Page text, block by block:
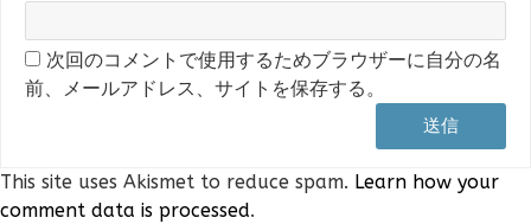
次回のコメントで使用するためブラウザーに自分の名
前、メールアドレス、サイトを保存する。
This site uses Akismet to reduce spam. Learn how your
comment data is processed.